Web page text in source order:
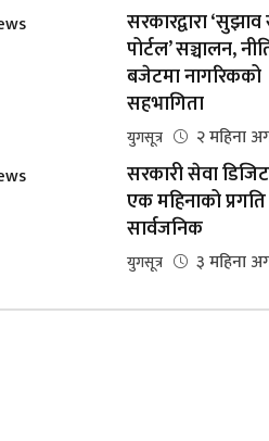
सरकारद्वारा
पोर्टल’ सञ्चालन,
बजेटमा नागरिकको
सहभागिता
युगसूत्र २ महिना
सरकारी सेवा
एक महिनाको प्रगति
सार्वजनिक
युगसूत्र ३ महिना